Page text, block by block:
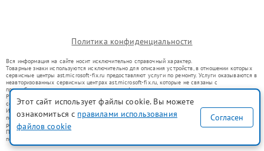
Политика конфиденциальности
Вся информация на сайте носит исключительно справочный характер.
Товарные знаки используются исключительно для описания устройств, в отношении которых
сервисные центры ast.microsoft-fix.ru предоставляют услуги по ремонту. Услуги оказываются в
неавторизованных сервисных центрах ast.microsoft-fix.ru, которые не связаны с
правообладателями товарных знаков или их официальными представителями.
Ремонт осуществляется для устройств, уже введенных в гражданский оборот в соответствии
со статьей 1487 ГК РФ.
Использование товарных знаков не преследует цели индивидуализации услуг или введения
потребителей в заблуждение, а служит для информирования о предоставляемых услугах по
ремонту техники указанных брендов.
Представленная на сайте информация не является публичной офертой, определяемой
положениями Статьи 437(2) Гражданского кодекса РФ
Этот сайт использует файлы cookie. Вы можете
ознакомиться с правилами использования
файлов cookie
Согласен